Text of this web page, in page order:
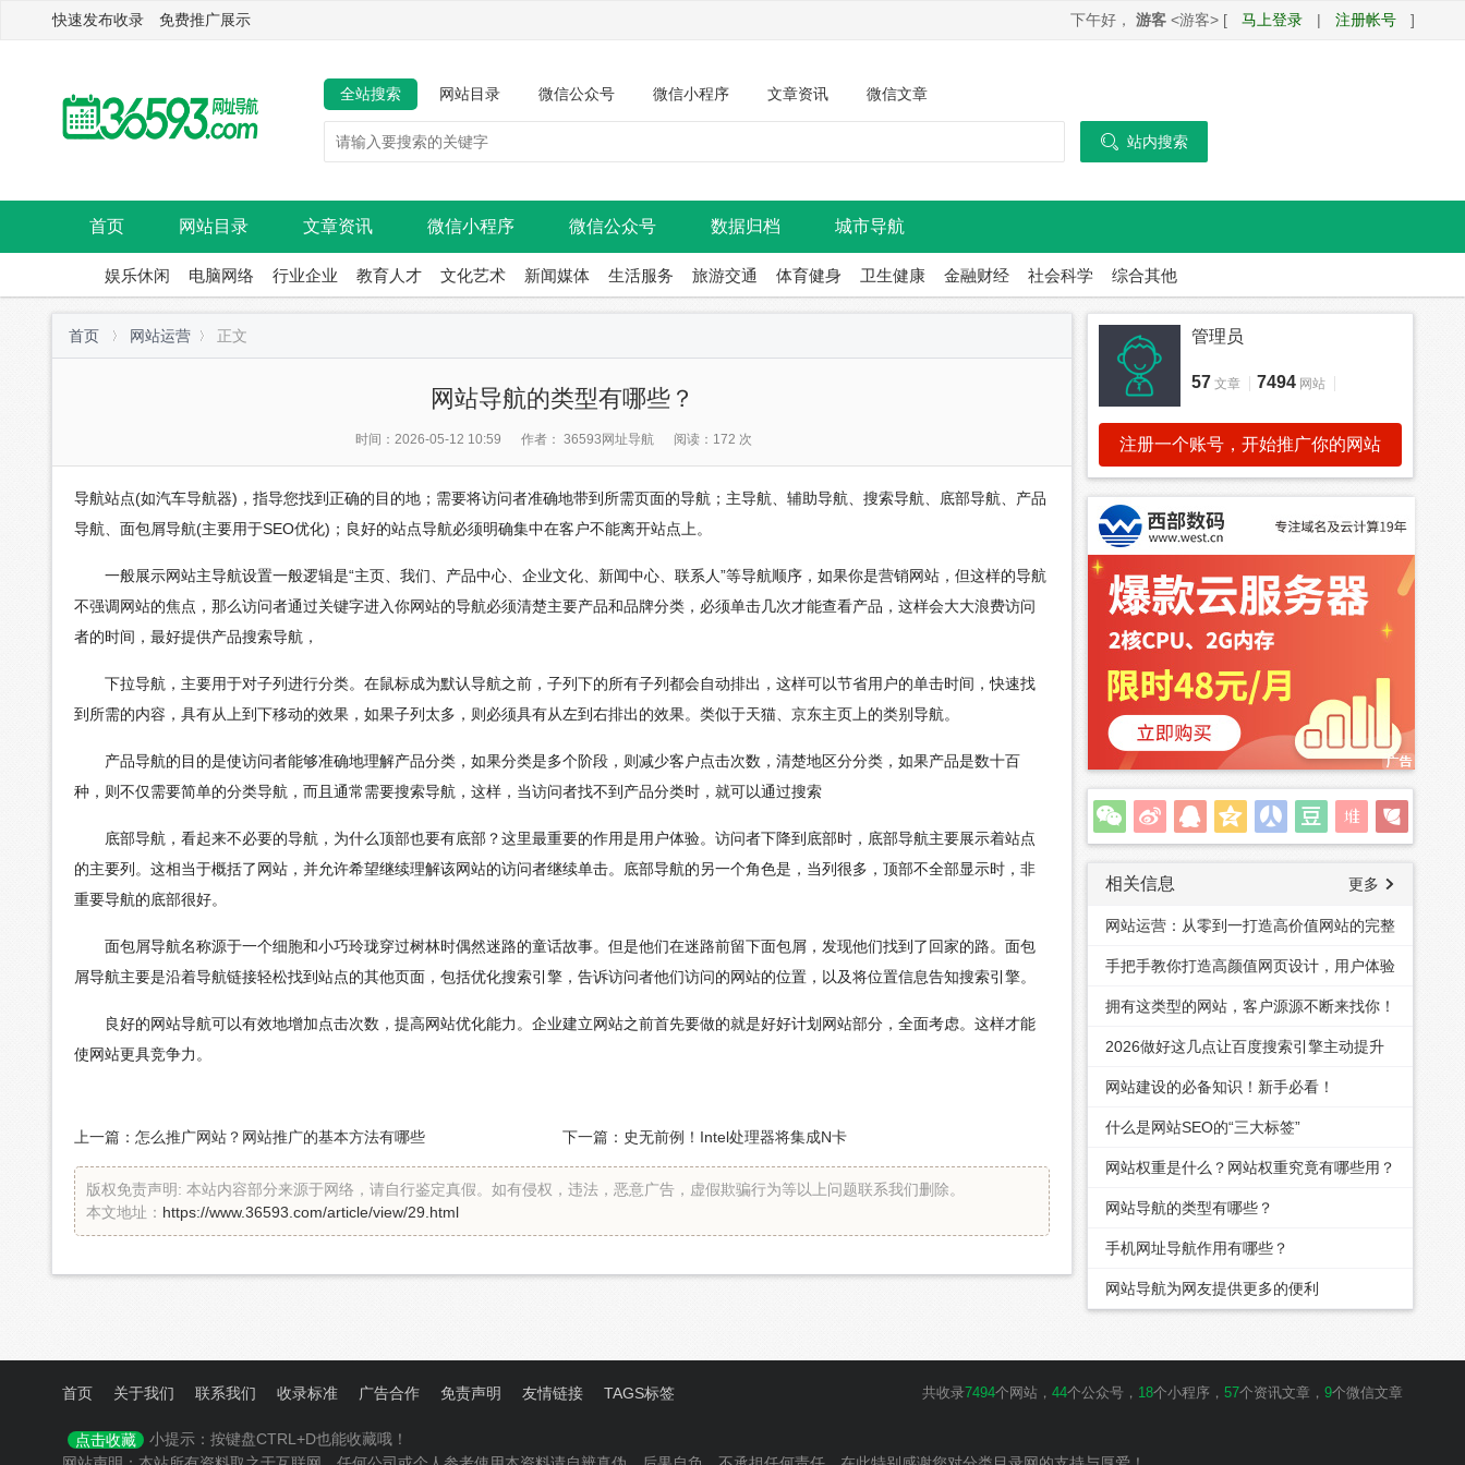
快速发布收录 免费推广展示 下午好， 游客 <游客> [ 马上登录 | 注册帐号 ]
全站搜索 网站目录 微信公众号 微信小程序 文章资讯 微信文章
 站内搜索
首页 网站目录 文章资讯 微信小程序 微信公众号 数据归档 城市导航
娱乐休闲 电脑网络 行业企业 教育人才 文化艺术 新闻媒体 生活服务 旅游交通 体育健身 卫生健康 金融财经 社会科学 综合其他
首页 网站运营 正文
网站导航的类型有哪些？
时间：2026-05-12 10:59 作者： 36593网址导航 阅读：172 次
导航站点(如汽车导航器)，指导您找到正确的目的地；需要将访问者准确地带到所需页面的导航；主导航、辅助导航、搜索导航、底部导航、产品
导航、面包屑导航(主要用于SEO优化)；良好的站点导航必须明确集中在客户不能离开站点上。
一般展示网站主导航设置一般逻辑是“主页、我们、产品中心、企业文化、新闻中心、联系人”等导航顺序，如果你是营销网站，但这样的导航
不强调网站的焦点，那么访问者通过关键字进入你网站的导航必须清楚主要产品和品牌分类，必须单击几次才能查看产品，这样会大大浪费访问
者的时间，最好提供产品搜索导航，
下拉导航，主要用于对子列进行分类。在鼠标成为默认导航之前，子列下的所有子列都会自动排出，这样可以节省用户的单击时间，快速找
到所需的内容，具有从上到下移动的效果，如果子列太多，则必须具有从左到右排出的效果。类似于天猫、京东主页上的类别导航。
产品导航的目的是使访问者能够准确地理解产品分类，如果分类是多个阶段，则减少客户点击次数，清楚地区分分类，如果产品是数十百
种，则不仅需要简单的分类导航，而且通常需要搜索导航，这样，当访问者找不到产品分类时，就可以通过搜索
底部导航，看起来不必要的导航，为什么顶部也要有底部？这里最重要的作用是用户体验。访问者下降到底部时，底部导航主要展示着站点
的主要列。这相当于概括了网站，并允许希望继续理解该网站的访问者继续单击。底部导航的另一个角色是，当列很多，顶部不全部显示时，非
重要导航的底部很好。
面包屑导航名称源于一个细胞和小巧玲珑穿过树林时偶然迷路的童话故事。但是他们在迷路前留下面包屑，发现他们找到了回家的路。面包
屑导航主要是沿着导航链接轻松找到站点的其他页面，包括优化搜索引擎，告诉访问者他们访问的网站的位置，以及将位置信息告知搜索引擎。
良好的网站导航可以有效地增加点击次数，提高网站优化能力。企业建立网站之前首先要做的就是好好计划网站部分，全面考虑。这样才能
使网站更具竞争力。
上一篇： 怎么推广网站？网站推广的基本方法有哪些 下一篇： 史无前例！Intel处理器将集成N卡
版权免责声明: 本站内容部分来源于网络，请自行鉴定真假。如有侵权，违法，恶意广告，虚假欺骗行为等以上问题联系我们删除。
本文地址： https://www.36593.com/article/view/29.html
管理员
57 文章 7494 网站
注册一个账号，开始推广你的网站
相关信息 更多
网站运营：从零到一打造高价值网站的完整
指南
手把手教你打造高颜值网页设计，用户体验
直接拉满！
拥有这类型的网站，客户源源不断来找你！
2026做好这几点让百度搜索引擎主动提升
你的关键词排名
网站建设的必备知识！新手必看！
什么是网站SEO的“三大标签”
网站权重是什么？网站权重究竟有哪些用？
网站导航的类型有哪些？
手机网址导航作用有哪些？
网站导航为网友提供更多的便利
共收录7494个网站， 44个公众号， 18个小程序， 57个资讯文章， 9个微信文章
首页 关于我们 联系我们 收录标准 广告合作 免责声明 友情链接 TAGS标签
点击收藏
小提示：按键盘CTRL+D也能收藏哦！